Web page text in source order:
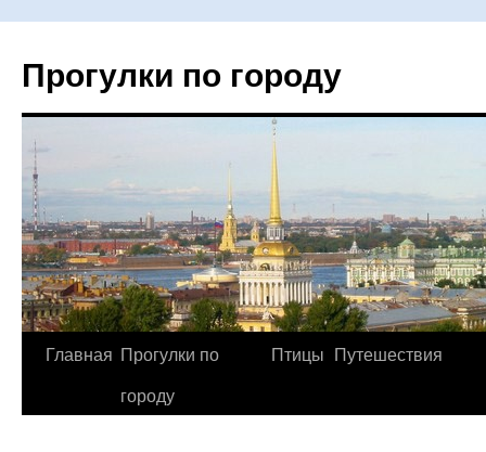
Прогулки по городу
Перейти
Главная Прогулки по
городу
Птицы Путешествия